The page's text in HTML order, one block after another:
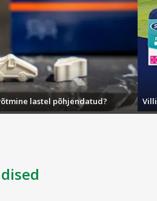
lastel põhjendatud?